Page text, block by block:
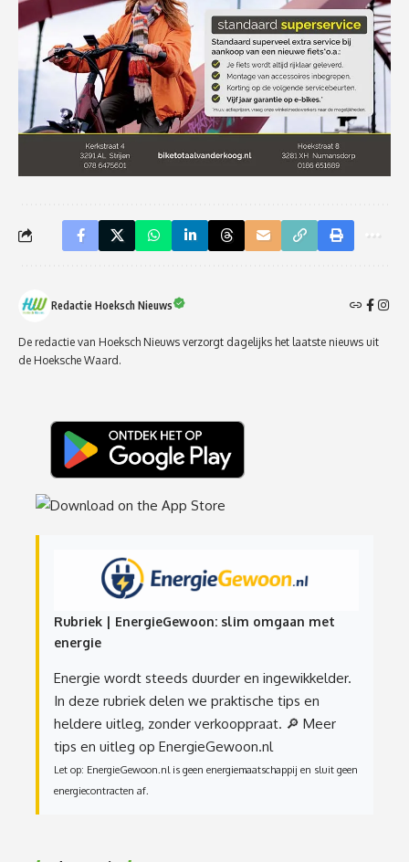
Redactie Hoeksch Nieuws
De redactie van Hoeksch Nieuws verzorgt dagelijks het laatste nieuws uit
de Hoeksche Waard.
Rubriek | EnergieGewoon: slim omgaan met
energie
Energie wordt steeds duurder en ingewikkelder.
In deze rubriek delen we praktische tips en
heldere uitleg, zonder verkooppraat. 🔎 Meer
tips en uitleg op EnergieGewoon.nl
Let op: EnergieGewoon.nl is geen energiemaatschappij en sluit geen
energiecontracten af.